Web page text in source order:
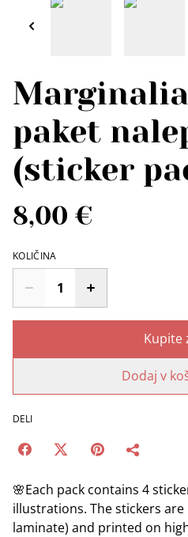
paket
(sticker
8,00 €
KOLIČINA
Kupite
Dodaj v
DELI
🌸Each pack contains 4
illustrations. The stickers
laminate) and printed on